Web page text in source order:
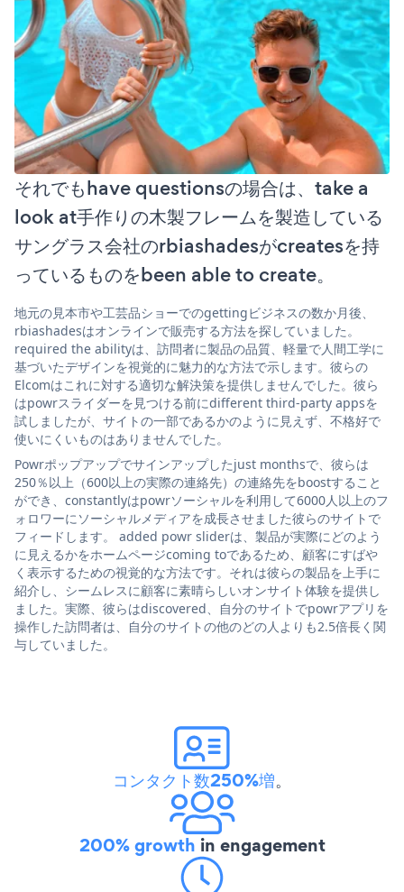
それでもhave questionsの場合は、take a
look at手作りの木製フレームを製造している
サングラス会社のrbiashadesがcreatesを持
っているものをbeen able to create。
地元の見本市や工芸品ショーでのgettingビジネスの数か月後、
rbiashadesはオンラインで販売する方法を探していました。
required the abilityは、訪問者に製品の品質、軽量で人間工学に
基づいたデザインを視覚的に魅力的な方法で示します。彼らの
Elcomはこれに対する適切な解決策を提供しませんでした。彼ら
はpowrスライダーを見つける前にdifferent third-party appsを
試しましたが、サイトの一部であるかのように見えず、不格好で
使いにくいものはありませんでした。
Powrポップアップでサインアップしたjust monthsで、彼らは
250％以上（600以上の実際の連絡先）の連絡先をboostすること
ができ、constantlyはpowrソーシャルを利用して6000人以上のフ
ォロワーにソーシャルメディアを成長させました彼らのサイトで
フィードします。 added powr sliderは、製品が実際にどのよう
に見えるかをホームページcoming toであるため、顧客にすばや
く表示するための視覚的な方法です。それは彼らの製品を上手に
紹介し、シームレスに顧客に素晴らしいオンサイト体験を提供し
ました。実際、彼らはdiscovered、自分のサイトでpowrアプリを
操作した訪問者は、自分のサイトの他のどの人よりも2.5倍長く関
与していました。
コンタクト数250%増。
200% growth in engagement